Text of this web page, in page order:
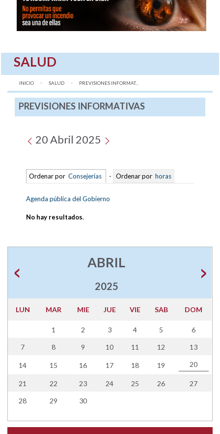
SALUD
INICIO SALUD AQUÍ:
PREVISIONES INFORMAT...
PREVISIONES INFORMATIVAS
20 Abril 2025
Ordenar por Consejerías - Ordenar por horas
Agenda pública del Gobierno
No hay resultados.
ABRIL
2025
LUN MAR MIE JUE VIE SAB DOM
1 2 3 4 5 6
7 8 9 10 11 12 13
14 15 16 17 18 19 20
21 22 23 24 25 26 27
28 29 30